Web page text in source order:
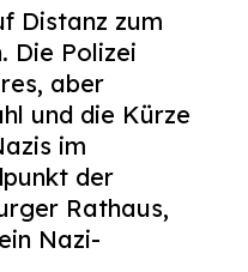
Distanz zum
Die Polizei
aber
und die Kürze
im
der
Rathaus,
Nazi-